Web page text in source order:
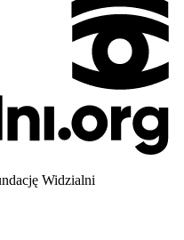
Widzialni